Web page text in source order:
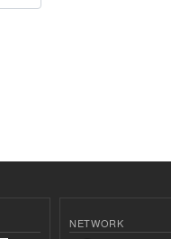
NETWORK